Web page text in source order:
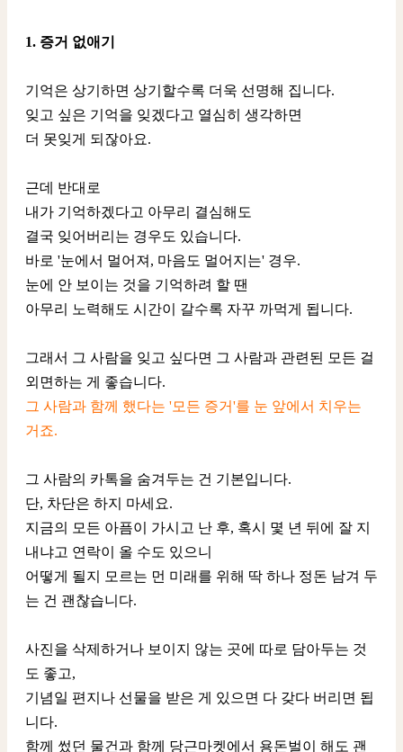
1. 증거 없애기
기억은 상기하면 상기할수록 더욱 선명해 집니다.
잊고 싶은 기억을 잊겠다고 열심히 생각하면
더 못잊게 되잖아요.
근데 반대로
내가 기억하겠다고 아무리 결심해도
결국 잊어버리는 경우도 있습니다.
바로 '눈에서 멀어져, 마음도 멀어지는' 경우.
눈에 안 보이는 것을 기억하려 할 땐
아무리 노력해도 시간이 갈수록 자꾸 까먹게 됩니다.
그래서 그 사람을 잊고 싶다면 그 사람과 관련된 모든 걸
외면하는 게 좋습니다.
그 사람과 함께 했다는 '모든 증거'를 눈 앞에서 치우는
거죠.
그 사람의 카톡을 숨겨두는 건 기본입니다.
단, 차단은 하지 마세요.
지금의 모든 아픔이 가시고 난 후, 혹시 몇 년 뒤에 잘 지
내냐고 연락이 올 수도 있으니
어떻게 될지 모르는 먼 미래를 위해 딱 하나 정돈 남겨 두
는 건 괜찮습니다.
사진을 삭제하거나 보이지 않는 곳에 따로 담아두는 것
도 좋고,
기념일 편지나 선물을 받은 게 있으면 다 갖다 버리면 됩
니다.
함께 썼던 물건과 함께 당근마켓에서 용돈벌이 해도 괜